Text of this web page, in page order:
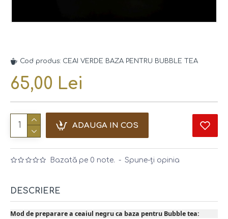
Cod produs: CEAI VERDE BAZA PENTRU BUBBLE TEA
Bazată pe 0 note. - Spune-ţi opinia
65,00 Lei
ADAUGA IN COS
DESCRIERE
Mod de preparare a ceaiul negru ca baza pentru Bubble tea: